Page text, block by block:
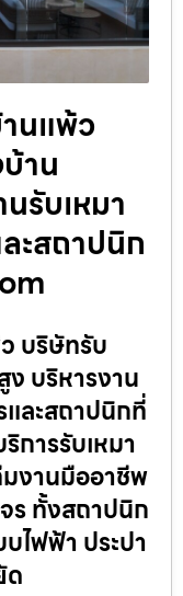
นแพ้ว
าน
รับเหมา
ะสถาปนิก
บริษัทรับ
ง บริหารงาน
และสถาปนิกที่
การรับเหมา
งานมืออาชีพ
ร ทั้งสถาปนิก
ไฟฟ้า ประปา
ด